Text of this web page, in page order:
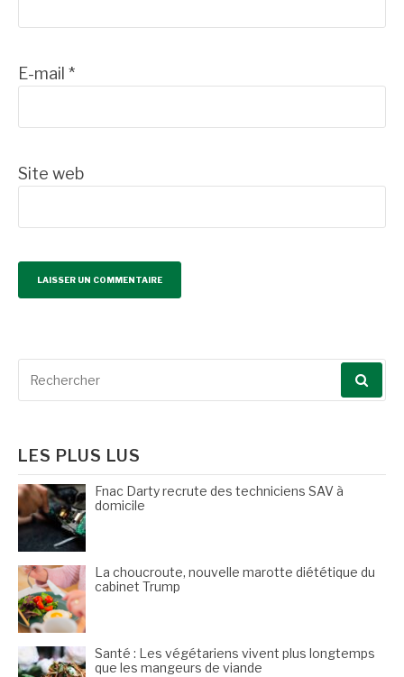
E-mail *
Site web
Recherche
LES PLUS LUS
Fnac Darty recrute des techniciens SAV à
domicile
La choucroute, nouvelle marotte diététique du
cabinet Trump
Santé : Les végétariens vivent plus longtemps
que les mangeurs de viande